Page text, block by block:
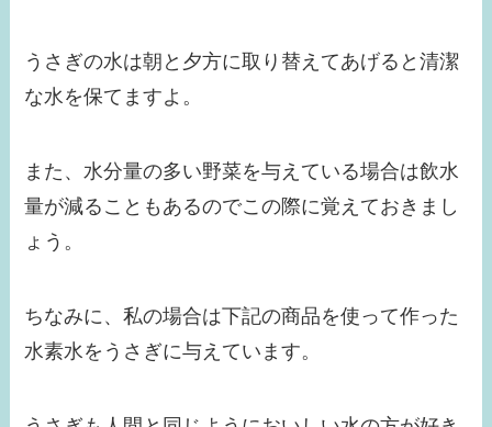
うさぎの水は朝と夕方に取り替えてあげると清潔
な水を保てますよ。
また、水分量の多い野菜を与えている場合は飲水
量が減ることもあるのでこの際に覚えておきまし
ょう。
ちなみに、私の場合は下記の商品を使って作った
水素水をうさぎに与えています。